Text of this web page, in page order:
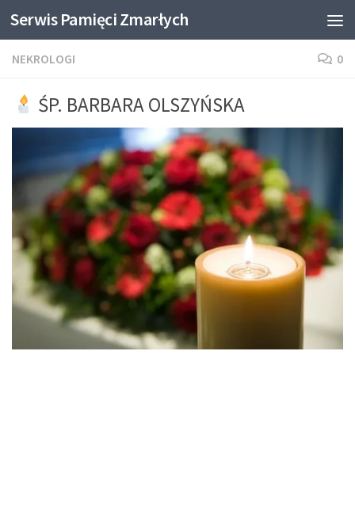
Skip to content
Serwis Pamięci Zmarłych
NEKROLOGI 0
ŚP. BARBARA OLSZYŃSKA